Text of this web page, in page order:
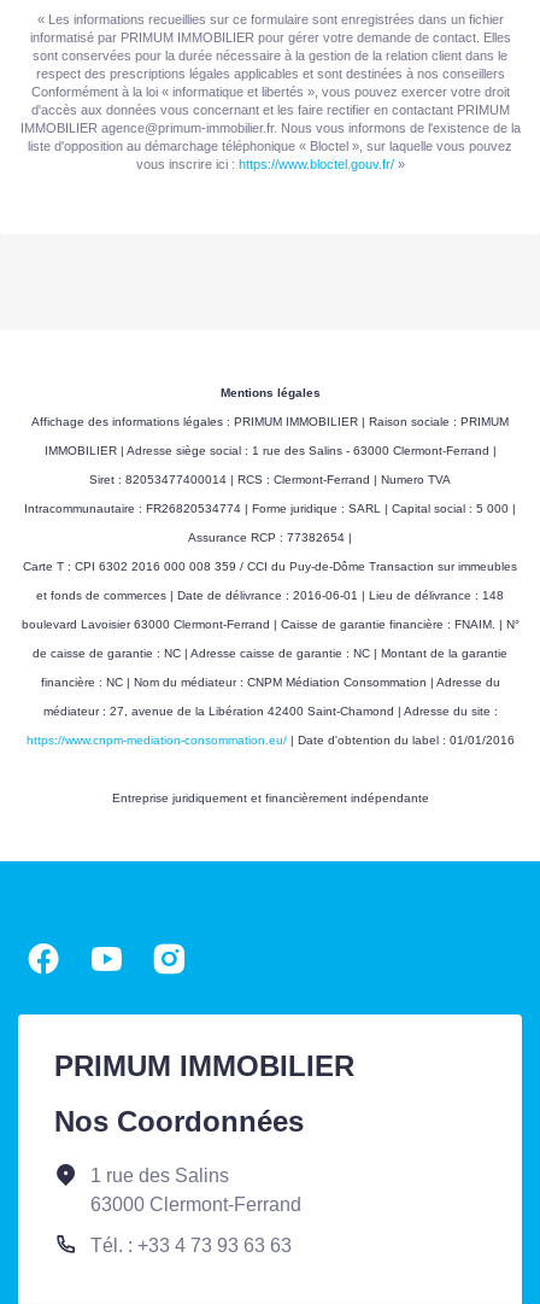
« Les informations recueillies sur ce formulaire sont enregistrées dans un fichier
informatisé par PRIMUM IMMOBILIER pour gérer votre demande de contact. Elles
sont conservées pour la durée nécessaire à la gestion de la relation client dans le
respect des prescriptions légales applicables et sont destinées à nos conseillers
Conformément à la loi « informatique et libertés », vous pouvez exercer votre droit
d'accès aux données vous concernant et les faire rectifier en contactant PRIMUM
IMMOBILIER agence@primum-immobilier.fr. Nous vous informons de l'existence de la
liste d'opposition au démarchage téléphonique « Bloctel », sur laquelle vous pouvez
vous inscrire ici : https://www.bloctel.gouv.fr/»
Mentions légales
Affichage des informations légales : PRIMUM IMMOBILIER | Raison sociale : PRIMUM
IMMOBILIER | Adresse siège social : 1 rue des Salins - 63000 Clermont-Ferrand |
Siret : 82053477400014 | RCS : Clermont-Ferrand | Numero TVA
Intracommunautaire : FR26820534774 | Forme juridique : SARL | Capital social : 5 000 |
Assurance RCP : 77382654 |
Carte T : CPI 6302 2016 000 008 359 / CCI du Puy-de-Dôme Transaction sur immeubles
et fonds de commerces | Date de délivrance : 2016-06-01 | Lieu de délivrance : 148
boulevard Lavoisier 63000 Clermont-Ferrand | Caisse de garantie financière : FNAIM. | N°
de caisse de garantie : NC | Adresse caisse de garantie : NC | Montant de la garantie
financière : NC | Nom du médiateur : CNPM Médiation Consommation | Adresse du
médiateur : 27, avenue de la Libération 42400 Saint-Chamond | Adresse du site :
https://www.cnpm-mediation-consommation.eu/| Date d'obtention du label : 01/01/2016
Entreprise juridiquement et financièrement indépendante
PRIMUM IMMOBILIER
Nos Coordonnées
1 rue des Salins
63000 Clermont-Ferrand
Tél. : +33 4 73 93 63 63